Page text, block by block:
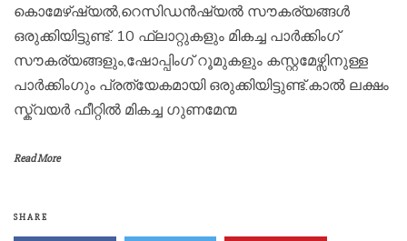
കൊമേഴ്ഷ്യൽ,റെസിഡൻഷ്യൽ സൗകര്യങ്ങൾ
ഒരുക്കിയിട്ടുണ്ട്. 10 ഫ്ലാറ്റുകളും മികച്ച പാർക്കിംഗ്
സൗകര്യങ്ങളും,ഷോപ്പിംഗ് റൂമുകളും കസ്റ്റമേഴ്സിനുള്ള
പാർക്കിംഗും പ്രത്യേകമായി ഒരുക്കിയിട്ടുണ്ട്.കാൽ ലക്ഷം
സ്ക്വയർ ഫീറ്റിൽ മികച്ച ഗുണമേന്മ
Read More
SHARE